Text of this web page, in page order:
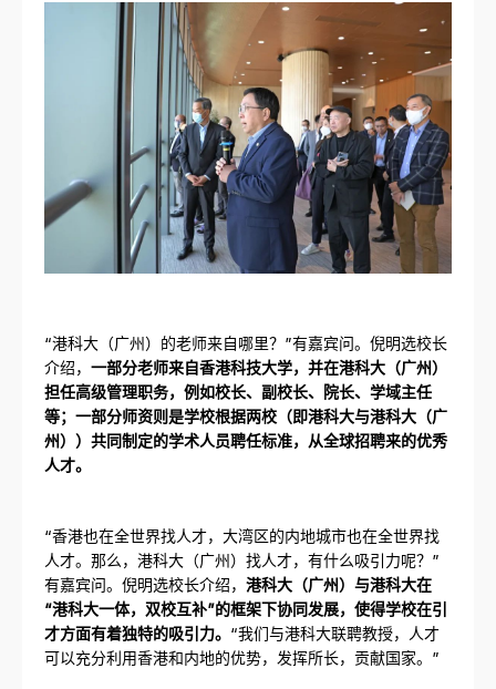
“港科大（广州）的老师来自哪里？”有嘉宾问。倪明选校长
介绍， 一部分老师来自香港科技大学，并在港科大（广州）
担任高级管理职务，例如校长、副校长、院长、学域主任
等；一部分师资则是学校根据两校（即港科大与港科大（广
州））共同制定的学术人员聘任标准，从全球招聘来的优秀
人才。
“香港也在全世界找人才，大湾区的内地城市也在全世界找
人才。那么，港科大（广州）找人才，有什么吸引力呢？”
有嘉宾问。倪明选校长介绍， 港科大（广州）与港科大在
“港科大一体，双校互补”的框架下协同发展，使得学校在引
才方面有着独特的吸引力。 “我们与港科大联聘教授，人才
可以充分利用香港和内地的优势，发挥所长，贡献国家。”